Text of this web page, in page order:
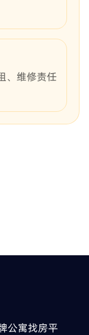
、维修责任
公寓找房平